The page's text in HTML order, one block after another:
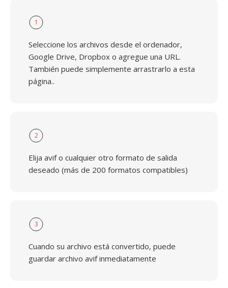
1
Seleccione los archivos desde el ordenador,
Google Drive, Dropbox o agregue una URL.
También puede simplemente arrastrarlo a esta
página..
2
Elija avif o cualquier otro formato de salida
deseado (más de 200 formatos compatibles)
3
Cuando su archivo está convertido, puede
guardar archivo avif inmediatamente